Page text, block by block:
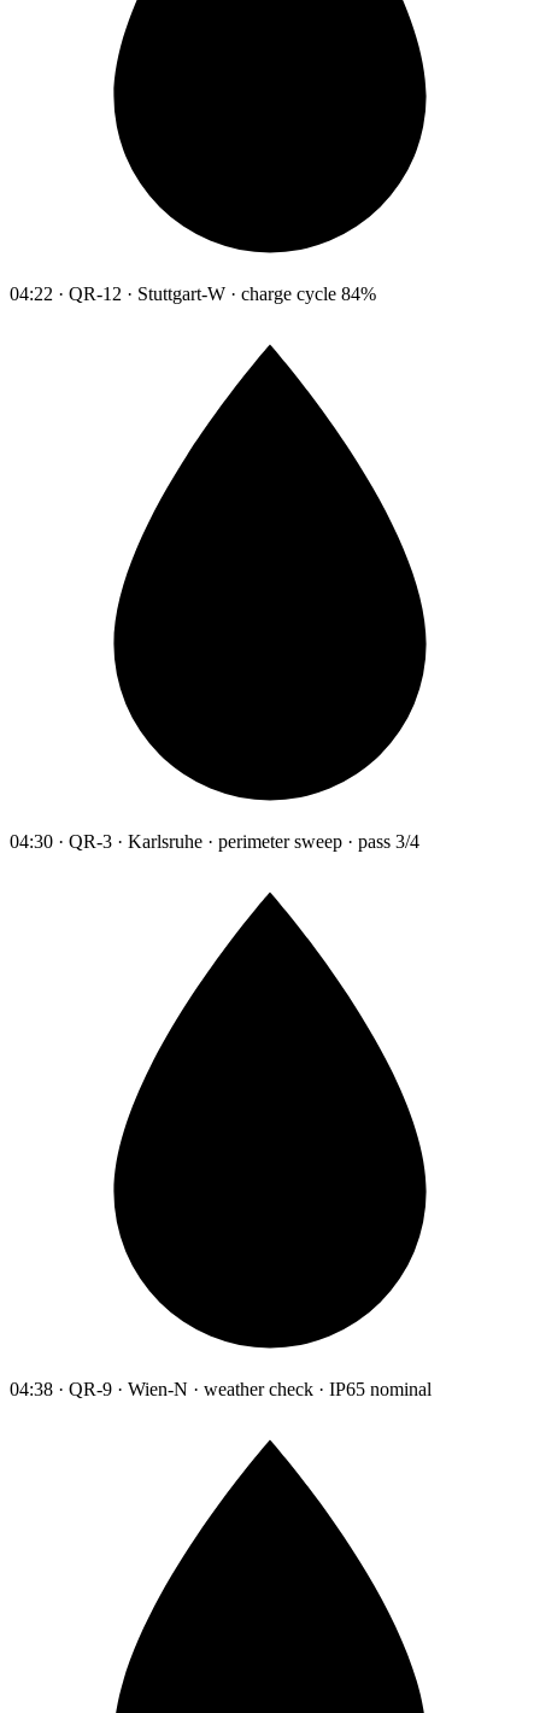
04:22 · QR-12 · Stuttgart-W · charge cycle 84%
04:30 · QR-3 · Karlsruhe · perimeter sweep · pass 3/4
04:38 · QR-9 · Wien-N · weather check · IP65 nominal